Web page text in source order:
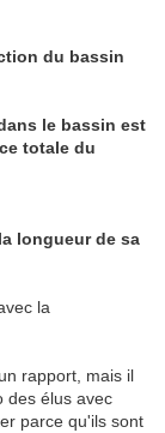
du bassin
le bassin est
totale du
longueur de sa
la
rapport, mais il
des élus avec
parce qu'ils sont